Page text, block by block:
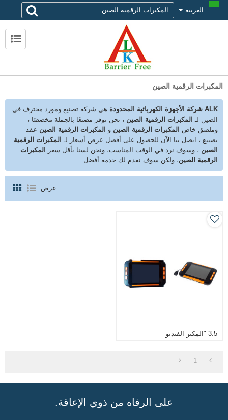
العربية
المكبرات الرقمية الصين
ALK شركة الأجهزة الكهربائية المحدودة
هي شركة تصنيع ومورد محترف في
الصين لـ المكبرات الرقمية الصين ، نحن نوفر مصنعًا بالجملة مخصصًا ،
وملصق خاص المكبرات الرقمية الصين و المكبرات الرقمية الصين عقد
تصنيع ، اتصل بنا الآن للحصول على أفضل عرض أسعار لـ المكبرات الرقمية
الصين ، وسوف نرد في الوقت المناسب، ونحن لسنا بأقل سعر المكبرات
الرقمية الصين، ولكن سوف نقدم لك خدمة أفضل.
عرض
3.5 "المكبر الفيديو
1
على الرفاه من ذوي الإعاقة.